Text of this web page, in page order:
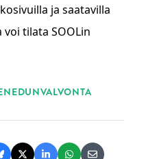
ja saatavilla
tilata SOOLin
EDUNVALVONTA